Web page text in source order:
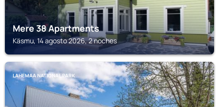
Mere 38 Apartments
Käsmu, 14 agosto 2026, 2 noches
LAHEMAA NATIONAL PARK